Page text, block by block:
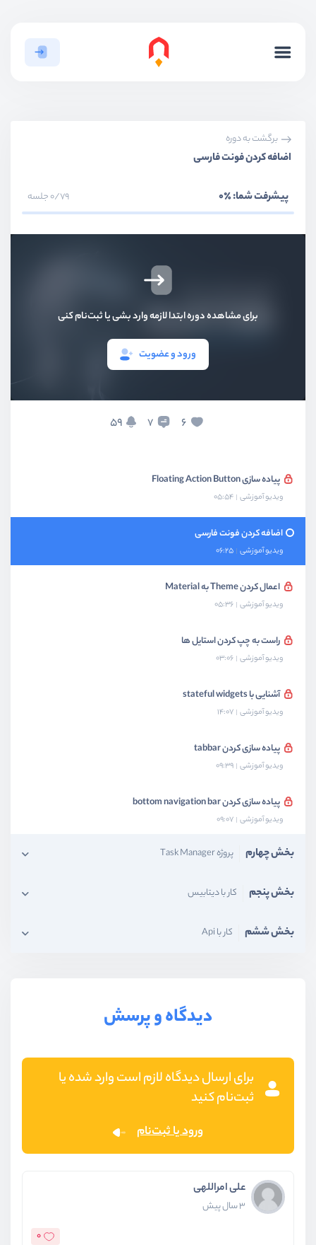
برگشت به دوره
اضافه کردن فونت فارسی
پیشرفت شما:٪0 0/79 جلسه
برای مشاهده دوره ابتدا لازمه وارد بشی یا ثبت‌نام کنی
ورود و عضویت
6
7
59
پیام hello roocket
پیاده سازی یک layout ساده
پیاده سازی یک layout ساده - بخش دوم
استفاده از ویجت‌های Material
پیاده سازی Floating Action Button
ویدیو آموزشی 05:54
اضافه کردن فونت فارسی
ویدیو آموزشی 06:25
اعمال کردن Theme به Material
ویدیو آموزشی 05:36
راست به چپ کردن استایل ها
ویدیو آموزشی 03:06
آشنایی با stateful widgets
ویدیو آموزشی 14:07
پیاده سازی کردن tabbar
ویدیو آموزشی 09:39
پیاده سازی کردن bottom navigation bar
ویدیو آموزشی 09:07
بخش چهارم پروژه Task Manager
بخش پنجم کار با دیتابیس
بخش ششم کار با Api
دیدگاه و پرسش
برای ارسال دیدگاه لازم است وارد شده یا
ثبت‌نام کنید
ورود یا ثبت‌نام
علی امراللهی
3 سال پیش
0